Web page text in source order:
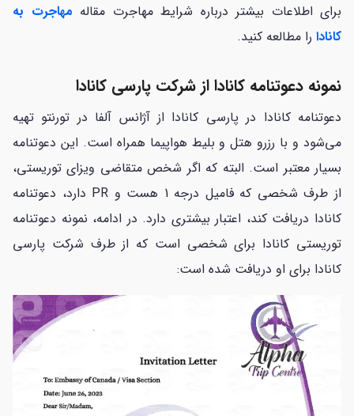
برای اطلاعات بیشتر درباره شرایط مهاجرت مقاله مهاجرت به
کانادا را مطالعه کنید.
نمونه دعوتنامه کانادا از شرکت پارسی کانادا
دعوتنامه کانادا در پارسی کانادا از آژانس آلفا در تورنتو تهیه
می‌شود و با رزرو هتل و بلیط هواپیما همراه است. این دعوتنامه
بسیار معتبر است. البته که اگر شخص متقاضی ویزای توریستی،
از طرف شخصی که فامیل درجه 1 هست و PR دارد، دعوتنامه
کانادا دریافت کند، اعتبار بیشتری دارد. در ادامه، نمونه دعوتنامه
توریستی کانادا برای شخصی است که از طرف شرکت پارسی
کانادا برای او دریافت شده است: